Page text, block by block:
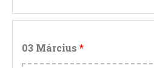
03 Március